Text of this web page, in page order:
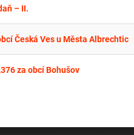
– II.
Česká Ves u Města Albrechtic
za obcí Bohušov